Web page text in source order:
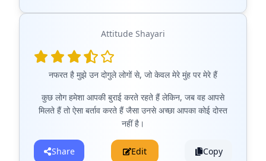
Attitude Shayari
नफरत है मुझे उन दोगुले लोगों से, जो केवल मेरे मुंह पर मेरे हैं
कुछ लोग हमेशा आपकी बुराई करते रहते हैं लेकिन, जब वह आपसे
मिलते हैं तो ऐसा बर्ताव करते हैं जैसा उनसे अच्छा आपका कोई दोस्त
नहीं है।
Share Edit Copy